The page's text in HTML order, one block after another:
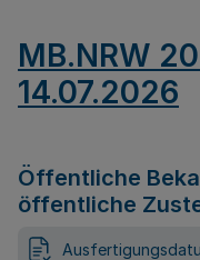
MB.NRW
14.07.2026
Öffentliche
öffentliche